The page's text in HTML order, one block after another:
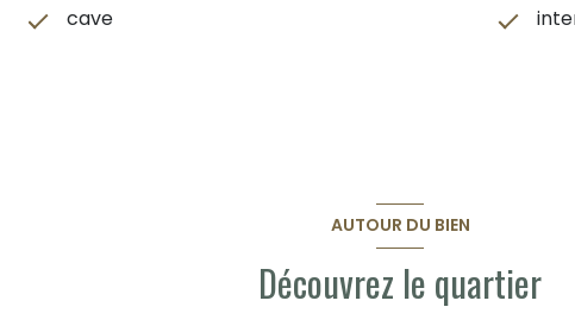
cave
AUTOUR DU BIEN
Découvrez le quartier